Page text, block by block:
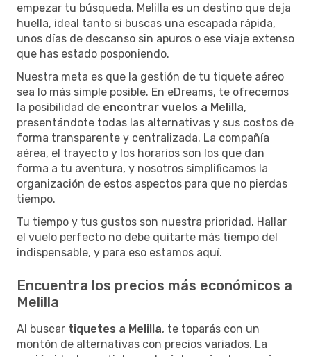
empezar tu búsqueda. Melilla es un destino que deja
huella, ideal tanto si buscas una escapada rápida,
unos días de descanso sin apuros o ese viaje extenso
que has estado posponiendo.
Nuestra meta es que la gestión de tu tiquete aéreo
sea lo más simple posible. En eDreams, te ofrecemos
la posibilidad de encontrar vuelos a Melilla,
presentándote todas las alternativas y sus costos de
forma transparente y centralizada. La compañía
aérea, el trayecto y los horarios son los que dan
forma a tu aventura, y nosotros simplificamos la
organización de estos aspectos para que no pierdas
tiempo.
Tu tiempo y tus gustos son nuestra prioridad. Hallar
el vuelo perfecto no debe quitarte más tiempo del
indispensable, y para eso estamos aquí.
Encuentra los precios más económicos a
Melilla
Al buscar tiquetes a Melilla, te toparás con un
montón de alternativas con precios variados. La